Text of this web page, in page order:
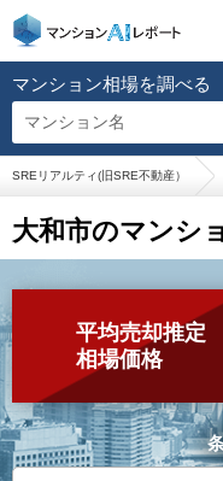
マンション相場を調べる
マンション名
SREリアルティ(旧SRE不動産）
大和市のマンシ
平均売却推定
相場価格